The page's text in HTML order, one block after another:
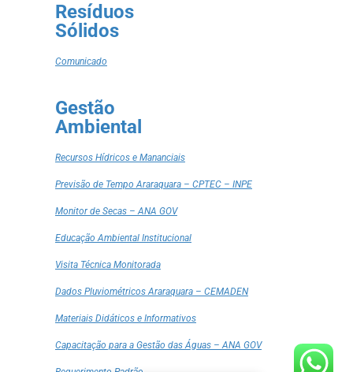
Resíduos
Sólidos
Comunicado
Gestão
Ambiental
Recursos Hídricos e Mananciais
Previsão de Tempo Araraquara – CPTEC – INPE
Monitor de Secas – ANA GOV
Educação Ambiental Institucional
Visita Técnica Monitorada
Dados Pluviométricos Araraquara – CEMADEN
Materiais Didáticos e Informativos
Capacitação para a Gestão das Águas – ANA GOV